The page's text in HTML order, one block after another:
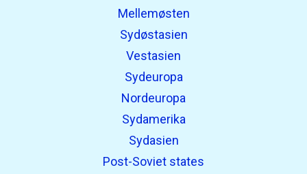
Mellemøsten
Sydøstasien
Vestasien
Sydeuropa
Nordeuropa
Sydamerika
Sydasien
Post-Soviet states